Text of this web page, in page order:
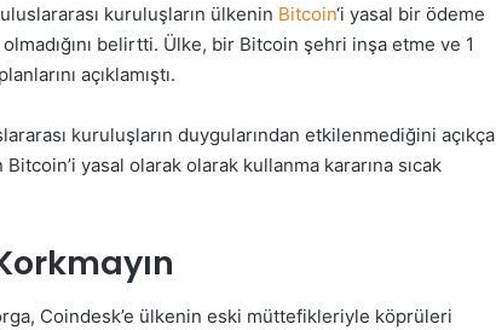
kuruluşların ülkenin Bitcoin‘i yasal bir ödeme
belirtti. Ülke, bir Bitcoin şehri inşa etme ve 1
açıklamıştı.
kuruluşların duygularından etkilenmediğini açıkça
yasal olarak olarak kullanma kararına sıcak
Coindesk’e ülkenin eski müttefikleriyle köprüleri